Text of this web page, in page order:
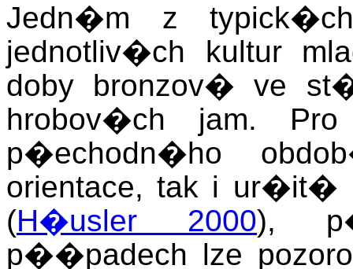
Jedn�m z
jednotliv�ch kultur
doby bronzov� ve
hrobov�ch jam.
p�echodn�ho
orientace, tak i
(H�usler 2000),
p��padech lze